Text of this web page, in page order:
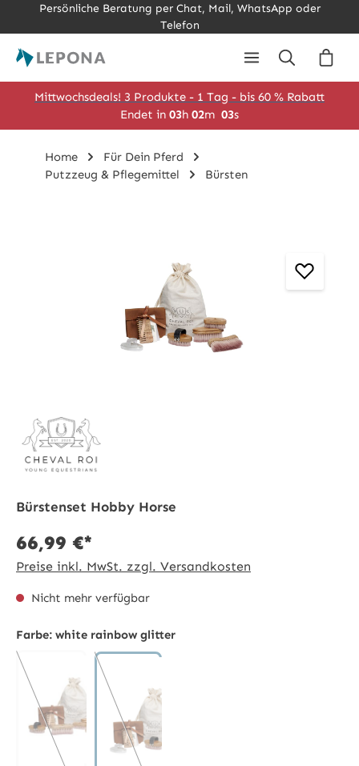
Zum Hauptinhalt springen
Persönliche Beratung per Chat, Mail, WhatsApp oder
Telefon
Mittwochsdeals! 3 Produkte - 1 Tag - bis 60 % Rabatt
Endet in 03h 02m 03s
Home
Für Dein Pferd
Putzzeug & Pflegemittel
Bürsten
Bürstenset Hobby Horse
66,99 €*
Preise inkl. MwSt. zzgl. Versandkosten
Nicht mehr verfügbar
Farbe: white rainbow glitter